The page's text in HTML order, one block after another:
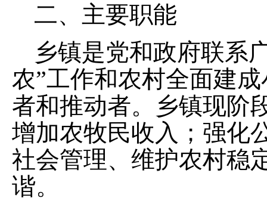
二、主要职能
乡镇是党和政府联系
农”工作和农村全面建
者和推动者。乡镇现阶
增加农牧民收入；强化
社会管理、维护农村稳
谐。